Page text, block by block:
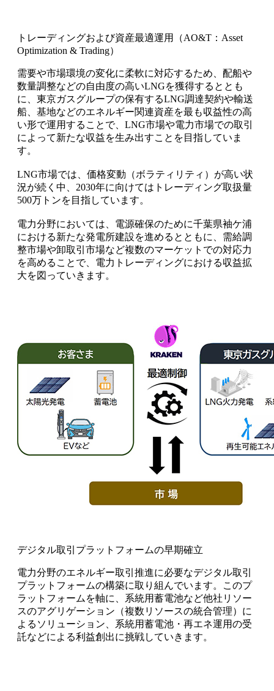
トレーディングおよび資産最適運用（AO&T：Asset
Optimization & Trading）
需要や市場環境の変化に柔軟に対応するため、配船や
数量調整などの自由度の高いLNGを獲得するととも
に、東京ガスグループの保有するLNG調達契約や輸送
船、基地などのエネルギー関連資産を最も収益性の高
い形で運用することで、LNG市場や電力市場での取引
によって新たな収益を生み出すことを目指していま
す。
LNG市場では、価格変動（ボラティリティ）が高い状
況が続く中、2030年に向けてはトレーディング取扱量
500万トンを目指しています。
電力分野においては、電源確保のために千葉県袖ケ浦
における新たな発電所建設を進めるとともに、需給調
整市場や卸取引市場など複数のマーケットでの対応力
を高めることで、電力トレーディングにおける収益拡
大を図っていきます。
デジタル取引プラットフォームの早期確立
電力分野のエネルギー取引推進に必要なデジタル取引
プラットフォームの構築に取り組んでいます。このプ
ラットフォームを軸に、系統用蓄電池など他社リソー
スのアグリゲーション（複数リソースの統合管理）に
よるソリューション、系統用蓄電池・再エネ運用の受
託などによる利益創出に挑戦していきます。